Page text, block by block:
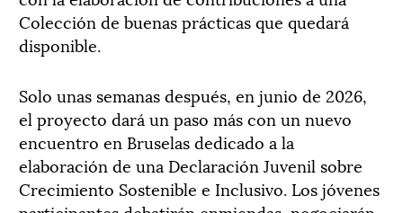
Colección de buenas prácticas que quedará
disponible.
Solo unas semanas después, en junio de 2026,
el proyecto dará un paso más con un nuevo
encuentro en Bruselas dedicado a la
elaboración de una Declaración Juvenil sobre
Crecimiento Sostenible e Inclusivo. Los jóvenes